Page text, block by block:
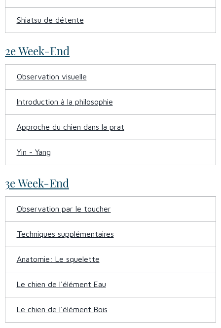
Shiatsu de détente
2e Week-End
Observation visuelle
Introduction à la philosophie
Approche du chien dans la prat
Yin - Yang
3e Week-End
Observation par le toucher
Techniques supplémentaires
Anatomie: Le squelette
Le chien de l'élément Eau
Le chien de l'élément Bois